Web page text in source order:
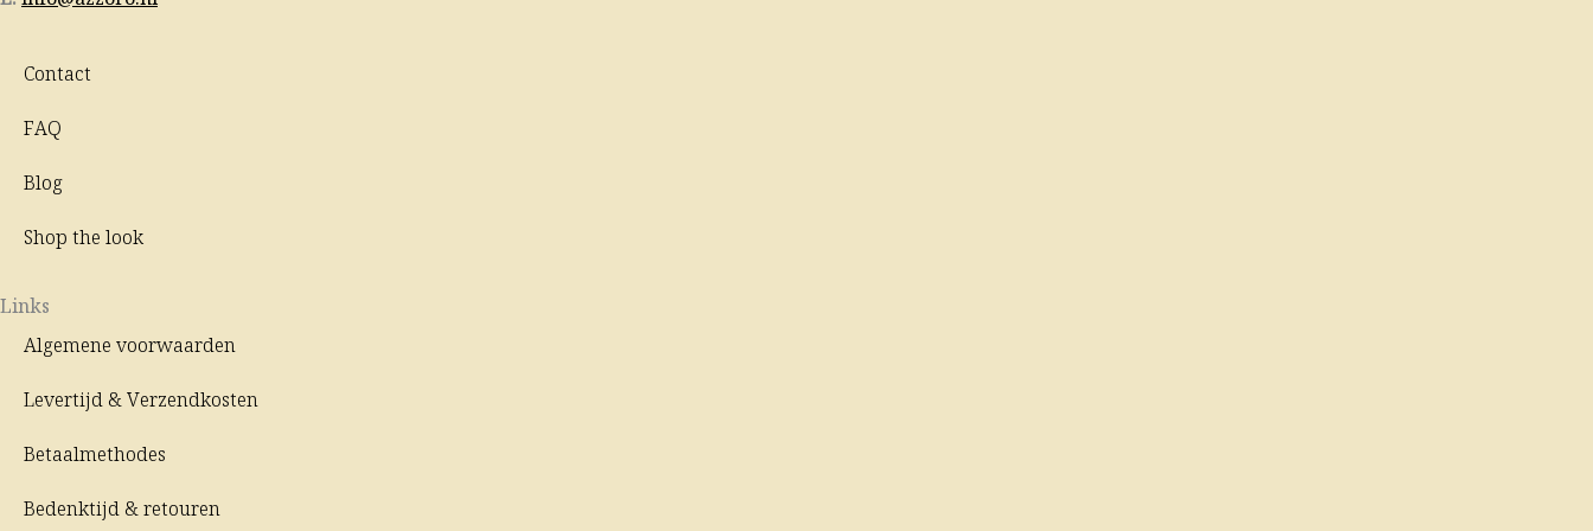
Contact
FAQ
Blog
Shop the look
Links
Algemene voorwaarden
Levertijd & Verzendkosten
Betaalmethodes
Bedenktijd & retouren